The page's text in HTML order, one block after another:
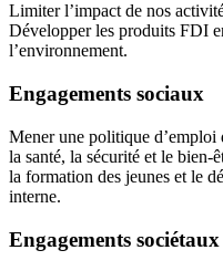
Limiter l’impact de nos
Développer les produits FDI
l’environnement.
Engagements sociaux
Mener une politique d’emploi
la santé, la sécurité et le bien-
la formation des jeunes et le
interne.
Engagements sociétaux